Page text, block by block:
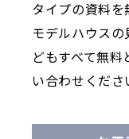
タイプの資料を
モデルハウス
どもすべて無
い合わせくださ